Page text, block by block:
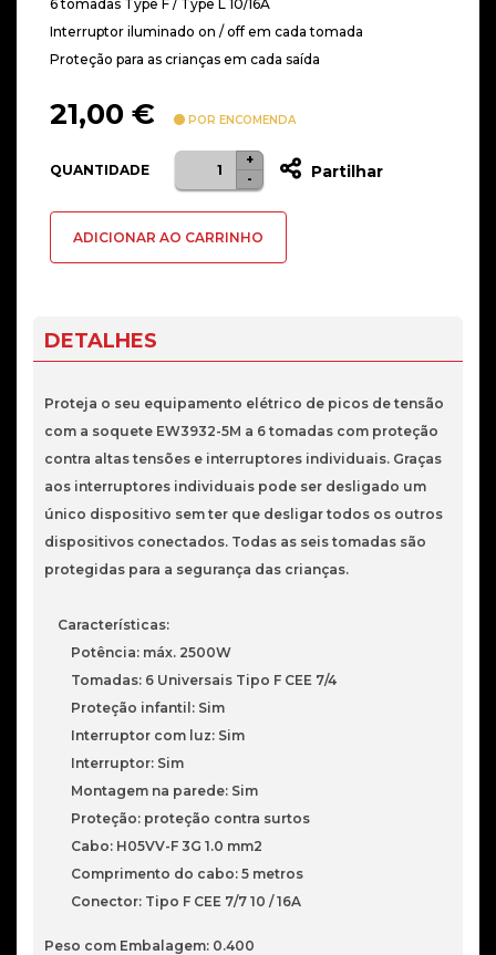
6 tomadas Type F / Type L 10/16A
Interruptor iluminado on / off em cada tomada
Proteção para as crianças em cada saída
21,00 € POR ENCOMENDA
QUANTIDADE
Quantidade
de
Ewent
Tomadas
com
On/Off
5m
Branca
-
+
Partilhar
ADICIONAR AO CARRINHO
DETALHES
Proteja o seu equipamento elétrico de picos de tensão
com a soquete EW3932-5M a 6 tomadas com proteção
contra altas tensões e interruptores individuais. Graças
aos interruptores individuais pode ser desligado um
único dispositivo sem ter que desligar todos os outros
dispositivos conectados. Todas as seis tomadas são
protegidas para a segurança das crianças.
Características:
Potência: máx. 2500W
Tomadas: 6 Universais Tipo F CEE 7/4
Proteção infantil: Sim
Interruptor com luz: Sim
Interruptor: Sim
Montagem na parede: Sim
Proteção: proteção contra surtos
Cabo: H05VV-F 3G 1.0 mm2
Comprimento do cabo: 5 metros
Conector: Tipo F CEE 7/7 10 / 16A
Peso com Embalagem: 0.400